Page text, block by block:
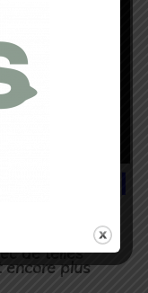
Trail
l’or de se
de telles
encore plus